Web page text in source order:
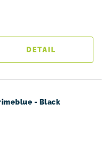
- Black